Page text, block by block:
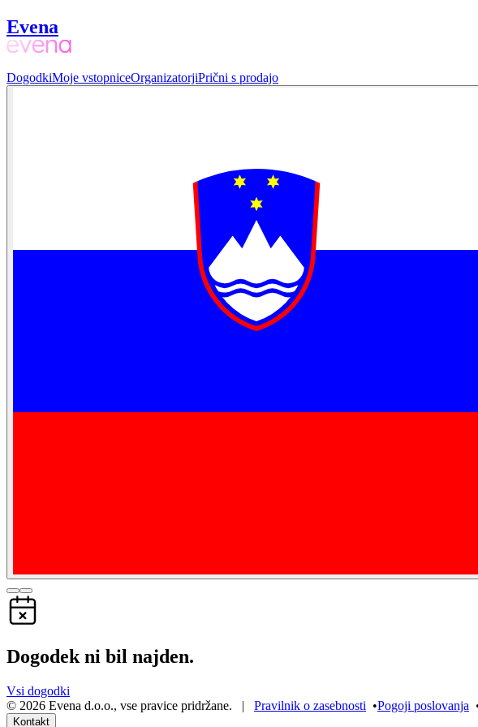
Evena
DogodkiMoje vstopniceOrganizatorjiPrični s prodajo
Dogodek ni bil najden.
Vsi dogodki
© 2026 Evena d.o.o., vse pravice pridržane. | Pravilnik o zasebnosti •Pogoji poslovanja
Kontakt